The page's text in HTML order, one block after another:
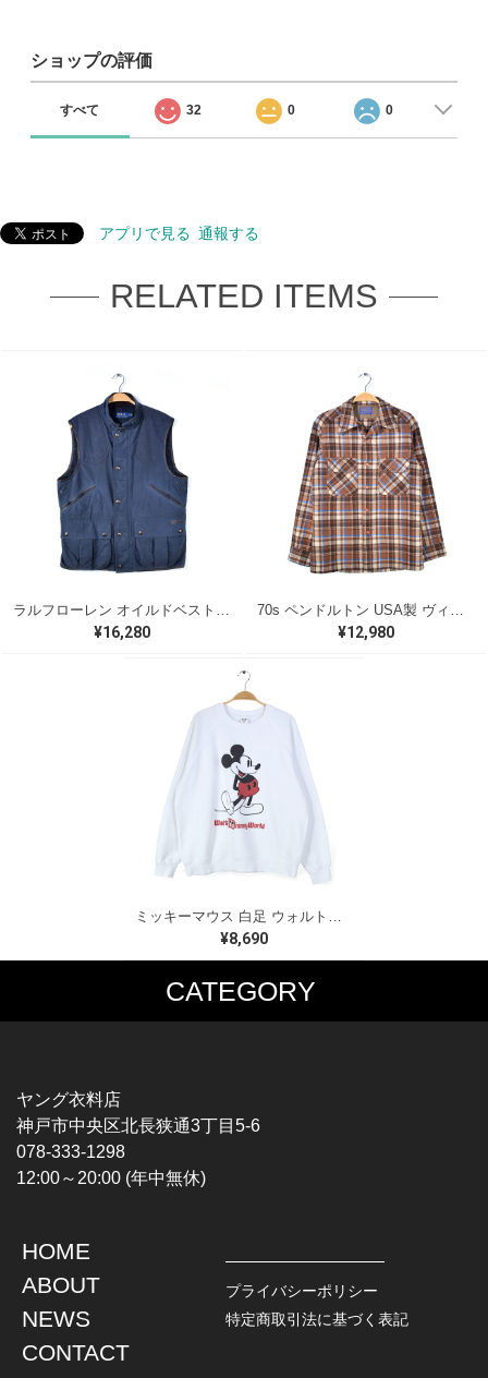
ショップの評価
すべて 32 0 0
アプリで見る 通報する
RELATED ITEMS
¥16,280 ¥12,980
ミッキーマウス 白足 ウォルトディズニーオフィシャル スウェット ホワイト WALT DISNEY WORLD ウォルトディズニーオフィシャル サイズXL相当 古着 CF0995
¥8,690
CATEGORY
MUSIC TEE
HARDCORE / PUNK
PROGLESSIVE ROCK
POPS
SOUL / R&B
T-SHIRTS
CHAMPION
TOPS
L / S SHIRT
S / S SHIRT
HAWAIIAN SHIRT
JACKET
DENIM
LEATHER
ヤング衣料店
神戸市中央区北長狭通3丁目5-6
078-333-1298
12:00～20:00 (年中無休)
HOME
ABOUT
NEWS
CONTACT
プライバシーポリシー
特定商取引法に基づく表記